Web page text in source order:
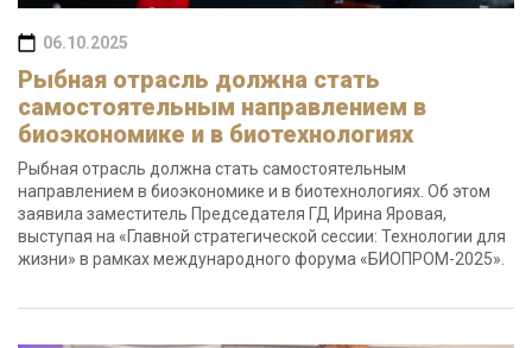
06.10.2025
Рыбная отрасль должна стать
самостоятельным направлением в
биоэкономике и в биотехнологиях
Рыбная отрасль должна стать самостоятельным
направлением в биоэкономике и в биотехнологиях. Об этом
заявила заместитель Председателя ГД Ирина Яровая,
выступая на «Главной стратегической сессии: Технологии для
жизни» в рамках международного форума «БИОПРОМ-2025».